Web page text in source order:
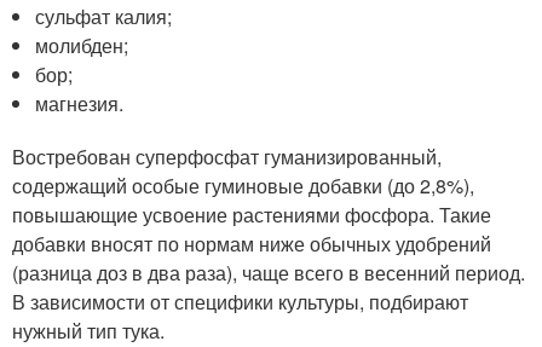
сульфат калия;
молибден;
бор;
магнезия.
Востребован суперфосфат гуманизированный,
содержащий особые гуминовые добавки (до 2,8%),
повышающие усвоение растениями фосфора. Такие
добавки вносят по нормам ниже обычных удобрений
(разница доз в два раза), чаще всего в весенний период.
В зависимости от специфики культуры, подбирают
нужный тип тука.